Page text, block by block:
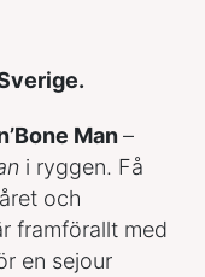
Man–
i ryggen. Få
och
framförallt med
en sejour